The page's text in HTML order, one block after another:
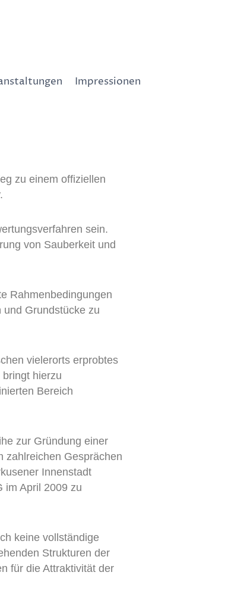
Impressionen
zu einem offiziellen
sein.
von Sauberkeit und
Rahmenbedingungen
Grundstücke zu
vielerorts erprobtes
hierzu
Bereich
zur Gründung einer
zahlreichen Gesprächen
Innenstadt
im April 2009 zu
keine vollständige
Strukturen der
für die Attraktivität der